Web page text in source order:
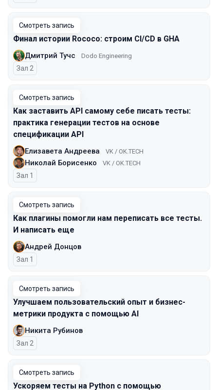
Смотреть запись
Финал истории Rococo: строим CI/CD в GHA
Дмитрий Тучс Dodo Engineering
Зал 2
Смотреть запись
Как заставить API самому себе писать тесты:
практика генерации тестов на основе
спецификации API
Елизавета Андреева VK / OK.TECH
Николай Борисенко VK / OK.TECH
Зал 1
Смотреть запись
Как плагины помогли нам переписать все тесты.
И написать еще
Андрей Донцов
Зал 1
Смотреть запись
Улучшаем пользовательский опыт и бизнес-
метрики продукта с помощью AI
Никита Рубинов
Зал 2
Смотреть запись
Ускоряем тесты на Python с помощью